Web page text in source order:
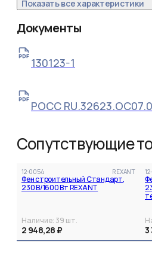
Показать все характеристики
Документы
130123-1
РОСС
Сопутствующие
12-0054 REXANT
Фен строительный Стандарт,
230 В/1600 Вт REXANT
Наличие: 39 шт.
2 948,28 ₽ 3